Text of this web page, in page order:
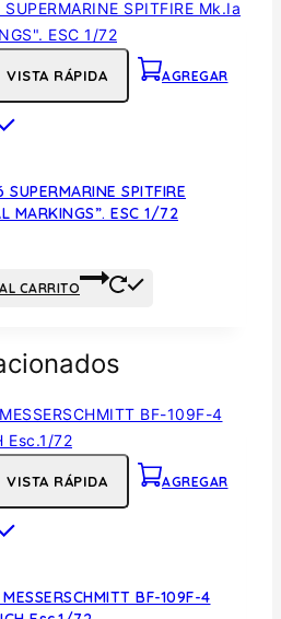
VISTA RÁPIDA AGREGAR
SPITFIRE
MARKINGS”. ESC 1/72
CARRITO
VISTA RÁPIDA AGREGAR
BF-109F-4